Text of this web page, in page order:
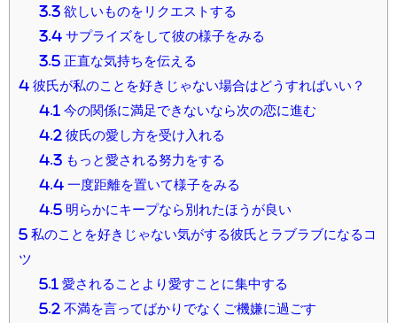
3.3欲しいものをリクエストする
3.4サプライズをして彼の様子をみる
3.5正直な気持ちを伝える
4 彼氏が私のことを好きじゃない場合はどうすればいい？
4.1 今の関係に満足できないなら次の恋に進む
4.2 彼氏の愛し方を受け入れる
4.3もっと愛される努力をする
4.4一度距離を置いて様子をみる
4.5明らかにキープなら別れたほうが良い
5 私のことを好きじゃない気がする彼氏とラブラブになるコ
ツ
5.1 愛されることより愛すことに集中する
5.2 不満を言ってばかりでなくご機嫌に過ごす